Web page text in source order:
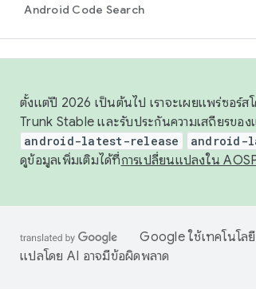
Android Code Search
ตั้งแต่ปี 2026 เป็นต้นไป เราจะเผยแพร่ซอร์
Trunk Stable และรับประกันความเสถียรขอ
android-latest-release android-
ดูข้อมูลเพิ่มเติมได้ที่การเปลี่ยนแปลงใน
Google ใช้เทคโนโล
แปลโดย AI อาจมีข้อผิดพลาด